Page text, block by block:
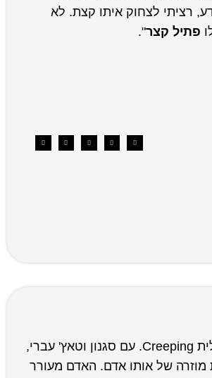
רציתי לצחוק איתו קצת. לא
פתיל קצר".
, לקוח מאנגלית Creeping. עם סגנון וטאץ' עברי,
מוזרה של אותו אדם. האדם מעורר